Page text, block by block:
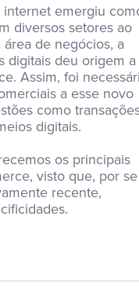
emergiu
diversos setores ao
de negócios, a
digitais deu origem
Assim, foi
a esse novo
como
digitais.
os principais
visto que, por se
recente,